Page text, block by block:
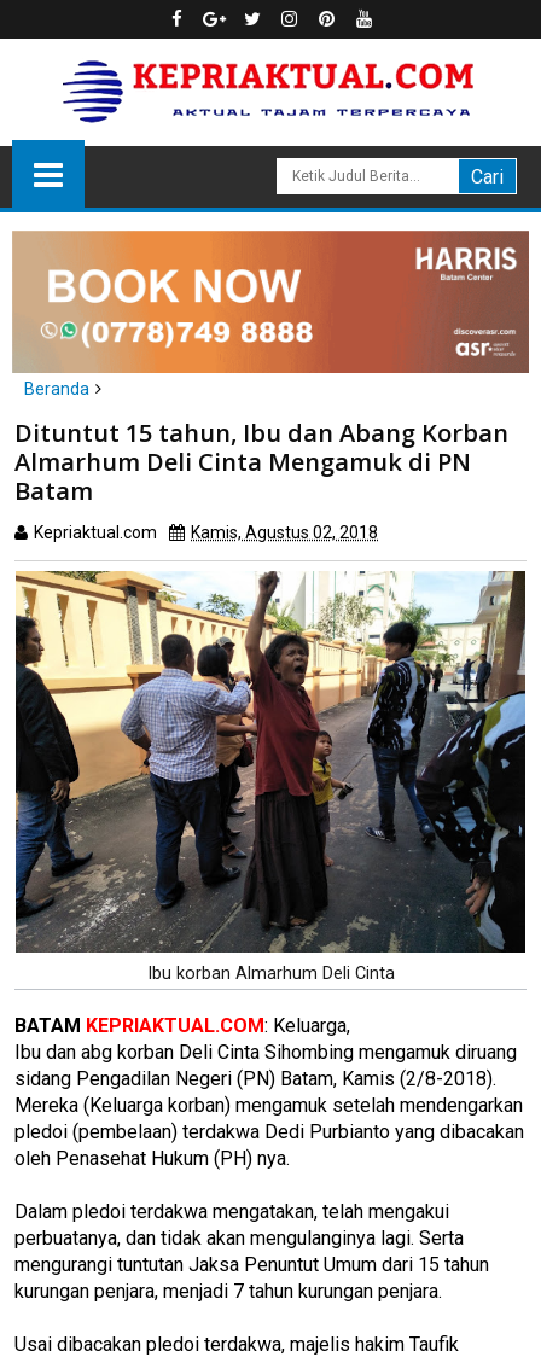
Beranda
Batam
Dituntut 15 tahun, Ibu dan Abang Korban Almarhum Deli Cinta
Mengamuk di PN Batam
Dituntut 15 tahun, Ibu dan Abang Korban
Almarhum Deli Cinta Mengamuk di PN
Batam
Kepriaktual.com Kamis, Agustus 02, 2018
Ibu korban Almarhum Deli Cinta
BATAM KEPRIAKTUAL.COM: Keluarga,
Ibu dan abg korban Deli Cinta Sihombing mengamuk diruang
sidang Pengadilan Negeri (PN) Batam, Kamis (2/8-2018).
Mereka (Keluarga korban) mengamuk setelah mendengarkan
pledoi (pembelaan) terdakwa Dedi Purbianto yang dibacakan
oleh Penasehat Hukum (PH) nya.
Dalam pledoi terdakwa mengatakan, telah mengakui
perbuatanya, dan tidak akan mengulanginya lagi. Serta
mengurangi tuntutan Jaksa Penuntut Umum dari 15 tahun
kurungan penjara, menjadi 7 tahun kurungan penjara.
Usai dibacakan pledoi terdakwa, majelis hakim Taufik